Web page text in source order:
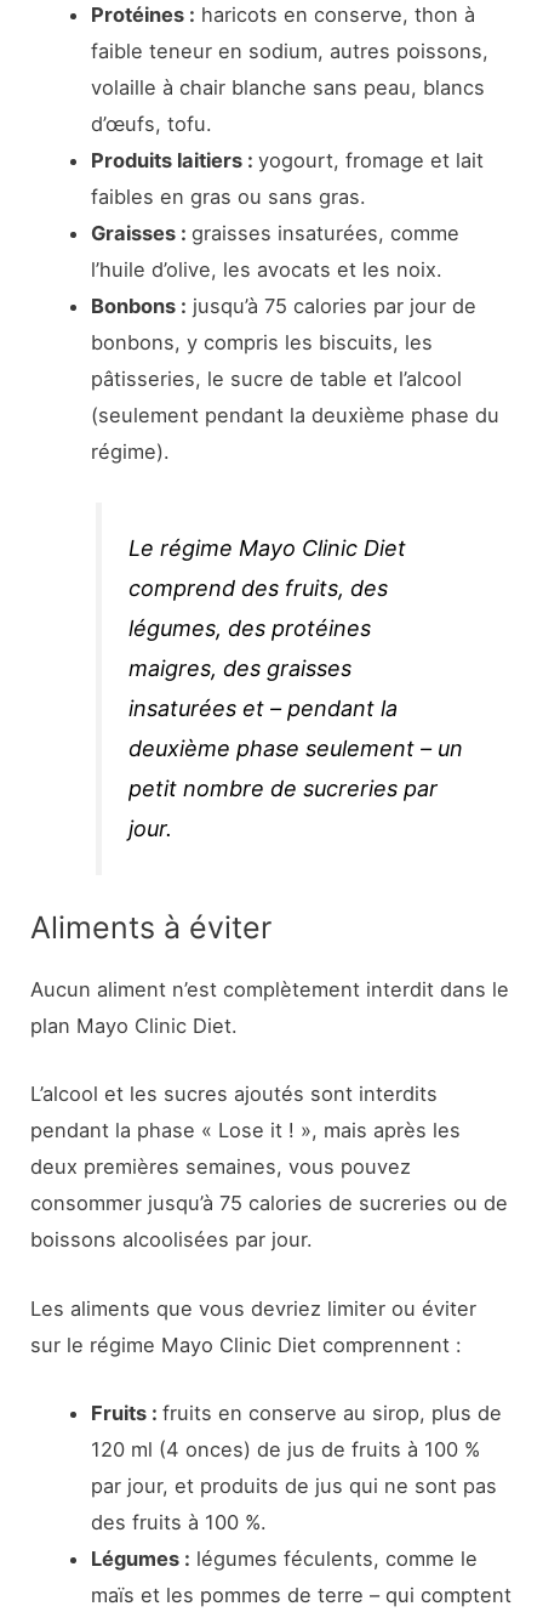
Protéines : haricots en conserve, thon à
faible teneur en sodium, autres poissons,
volaille à chair blanche sans peau, blancs
d’œufs, tofu.
Produits laitiers : yogourt, fromage et lait
faibles en gras ou sans gras.
Graisses : graisses insaturées, comme
l’huile d’olive, les avocats et les noix.
Bonbons : jusqu’à 75 calories par jour de
bonbons, y compris les biscuits, les
pâtisseries, le sucre de table et l’alcool
(seulement pendant la deuxième phase du
régime).
Le régime Mayo Clinic Diet
comprend des fruits, des
légumes, des protéines
maigres, des graisses
insaturées et – pendant la
deuxième phase seulement – un
petit nombre de sucreries par
jour.
Aliments à éviter
Aucun aliment n’est complètement interdit dans le
plan Mayo Clinic Diet.
L’alcool et les sucres ajoutés sont interdits
pendant la phase « Lose it ! », mais après les
deux premières semaines, vous pouvez
consommer jusqu’à 75 calories de sucreries ou de
boissons alcoolisées par jour.
Les aliments que vous devriez limiter ou éviter
sur le régime Mayo Clinic Diet comprennent :
Fruits : fruits en conserve au sirop, plus de
120 ml (4 onces) de jus de fruits à 100 %
par jour, et produits de jus qui ne sont pas
des fruits à 100 %.
Légumes : légumes féculents, comme le
maïs et les pommes de terre – qui comptent